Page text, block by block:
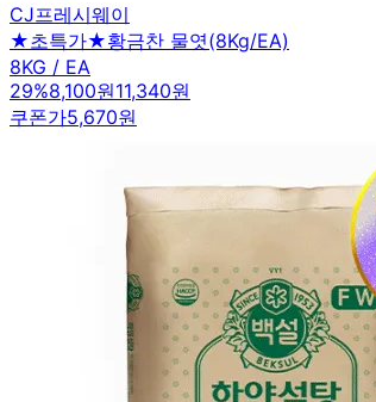
CJ프레시웨이
★초특가★황금찬 물엿(8Kg/EA)
8KG / EA
29%8,100원11,340원
쿠폰가5,670원